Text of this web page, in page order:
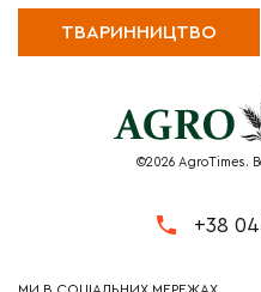
ТВАРИННИЦТВО
©2026 AgroTimes.
+38